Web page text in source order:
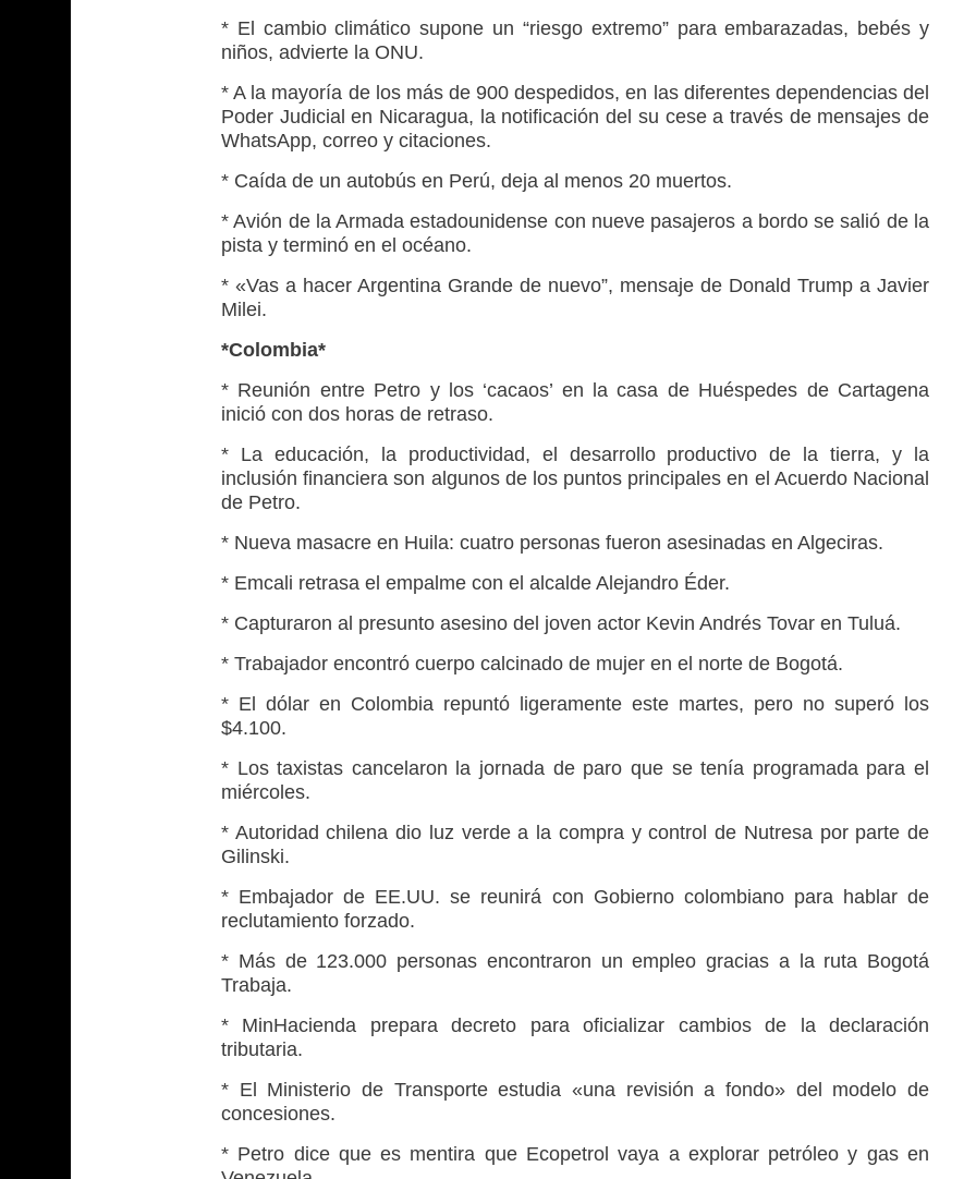
* El cambio climático supone un “riesgo extremo” para embarazadas, bebés y
niños, advierte la ONU.
* A la mayoría de los más de 900 despedidos, en las diferentes dependencias del
Poder Judicial en Nicaragua, la notificación del su cese a través de mensajes de
WhatsApp, correo y citaciones.
* Caída de un autobús en Perú, deja al menos 20 muertos.
* Avión de la Armada estadounidense con nueve pasajeros a bordo se salió de la
pista y terminó en el océano.
* «Vas a hacer Argentina Grande de nuevo”, mensaje de Donald Trump a Javier
Milei.
*Colombia*
* Reunión entre Petro y los ‘cacaos’ en la casa de Huéspedes de Cartagena
inició con dos horas de retraso.
* La educación, la productividad, el desarrollo productivo de la tierra, y la
inclusión financiera son algunos de los puntos principales en el Acuerdo Nacional
de Petro.
* Nueva masacre en Huila: cuatro personas fueron asesinadas en Algeciras.
* Emcali retrasa el empalme con el alcalde Alejandro Éder.
* Capturaron al presunto asesino del joven actor Kevin Andrés Tovar en Tuluá.
* Trabajador encontró cuerpo calcinado de mujer en el norte de Bogotá.
* El dólar en Colombia repuntó ligeramente este martes, pero no superó los
$4.100.
* Los taxistas cancelaron la jornada de paro que se tenía programada para el
miércoles.
* Autoridad chilena dio luz verde a la compra y control de Nutresa por parte de
Gilinski.
* Embajador de EE.UU. se reunirá con Gobierno colombiano para hablar de
reclutamiento forzado.
* Más de 123.000 personas encontraron un empleo gracias a la ruta Bogotá
Trabaja.
* MinHacienda prepara decreto para oficializar cambios de la declaración
tributaria.
* El Ministerio de Transporte estudia «una revisión a fondo» del modelo de
concesiones.
* Petro dice que es mentira que Ecopetrol vaya a explorar petróleo y gas en